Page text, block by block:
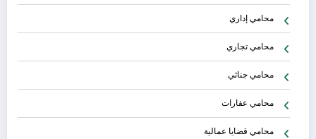
محامي إداري
محامي تجاري
محامي جنائي
محامي عقارات
محامي قضايا عمالية